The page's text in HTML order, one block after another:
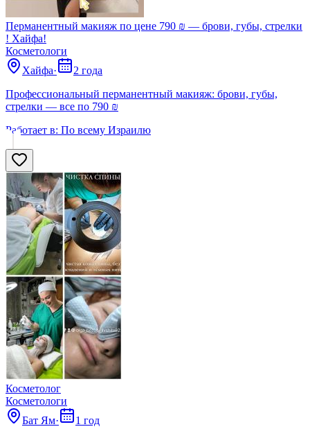
Перманентный макияж по цене 790 ₪ — брови, губы, стрелки
! Хайфа!
Косметологи
Хайфа·
2 года
Профессиональный перманентный макияж: брови, губы,
стрелки — все по 790 ₪
Работает в: По всему Израилю
Косметолог
Косметологи
Бат Ям·
1 год